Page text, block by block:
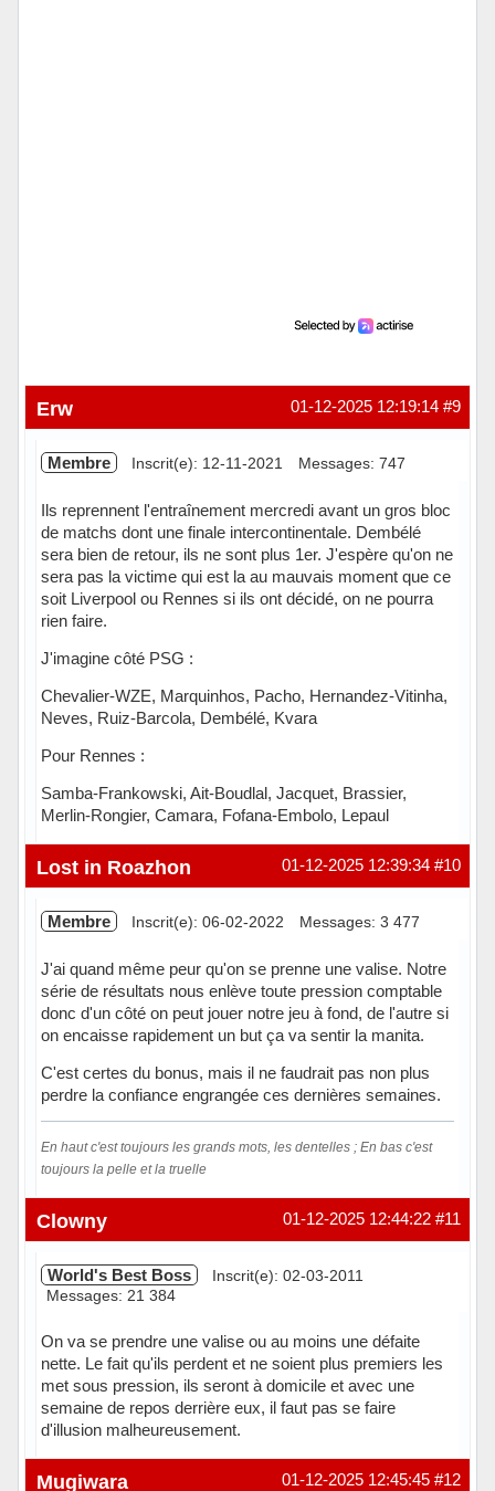
#9
01-12-2025 12:19:14
Erw
Membre Inscrit(e): 12-11-2021 Messages: 747
Ils reprennent l'entraînement mercredi avant un gros bloc
de matchs dont une finale intercontinentale. Dembélé
sera bien de retour, ils ne sont plus 1er. J'espère qu'on ne
sera pas la victime qui est la au mauvais moment que ce
soit Liverpool ou Rennes si ils ont décidé, on ne pourra
rien faire.
J'imagine côté PSG :
Chevalier-WZE, Marquinhos, Pacho, Hernandez-Vitinha,
Neves, Ruiz-Barcola, Dembélé, Kvara
Pour Rennes :
Samba-Frankowski, Ait-Boudlal, Jacquet, Brassier,
Merlin-Rongier, Camara, Fofana-Embolo, Lepaul
Hors ligne #10
01-12-2025 12:39:34
Lost in Roazhon
Membre Inscrit(e): 06-02-2022 Messages: 3 477
J'ai quand même peur qu'on se prenne une valise. Notre
série de résultats nous enlève toute pression comptable
donc d'un côté on peut jouer notre jeu à fond, de l'autre si
on encaisse rapidement un but ça va sentir la manita.
C'est certes du bonus, mais il ne faudrait pas non plus
perdre la confiance engrangée ces dernières semaines.
En haut c'est toujours les grands mots, les dentelles ; En bas c'est
toujours la pelle et la truelle
Hors ligne #11
01-12-2025 12:44:22
Clowny
World's Best Boss
Inscrit(e): 02-03-2011
Messages: 21 384
On va se prendre une valise ou au moins une défaite
nette. Le fait qu'ils perdent et ne soient plus premiers les
met sous pression, ils seront à domicile et avec une
semaine de repos derrière eux, il faut pas se faire
d'illusion malheureusement.
En ligne #12
01-12-2025 12:45:45
Mugiwara